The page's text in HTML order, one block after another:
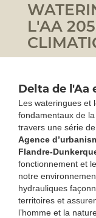
L'AA
Delta de l'Aa
Les wateringues et
fondamentaux de
travers une série
Agence
Flandre-
fonctionnement et
notre
hydrauliques
territoires et
l’homme et la